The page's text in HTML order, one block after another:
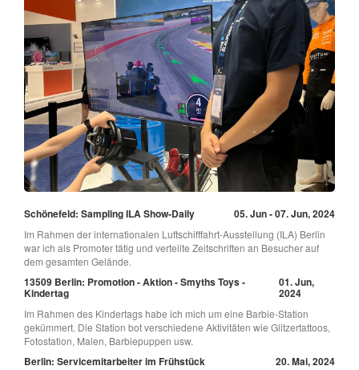
Schönefeld: Sampling ILA Show-Daily 05. Jun - 07. Jun, 2024
Im Rahmen der internationalen Luftschifffahrt-Ausstellung (ILA) Berlin
war ich als Promoter tätig und verteilte Zeitschriften an Besucher auf
dem gesamten Gelände.
13509 Berlin: Promotion - Aktion - Smyths Toys -
Kindertag
01. Jun,
2024
Im Rahmen des Kindertags habe ich mich um eine Barbie-Station
gekümmert. Die Station bot verschiedene Aktivitäten wie Glitzertattoos,
Fotostation, Malen, Barbiepuppen usw.
Berlin: Servicemitarbeiter im Frühstück 20. Mai, 2024